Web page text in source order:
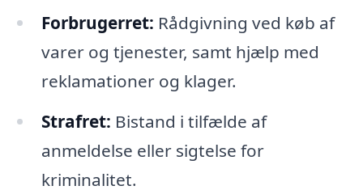
Forbrugerret: Rådgivning ved køb af
varer og tjenester, samt hjælp med
reklamationer og klager.
Strafret: Bistand i tilfælde af
anmeldelse eller sigtelse for
kriminalitet.